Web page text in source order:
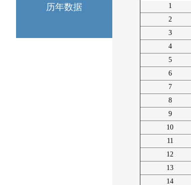
历年数据
1
2
3
4
5
6
7
8
9
10
11
12
13
14